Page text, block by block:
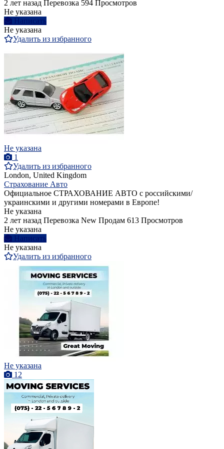
2 лет назад Перевозка 594 Просмотров
Не указана
Написать
Не указана
Удалить из избранного
Не указана
1
Удалить из избранного
London, United Kingdom
Страхование Авто
Официальное СТРАХОВАНИЕ АВТО с российскими/
украинскими и другими номерами в Европе!
Не указана
2 лет назад Перевозка New Продам 613 Просмотров
Не указана
Написать
Не указана
Удалить из избранного
Не указана
12